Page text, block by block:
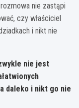
nie zastąpi
czy właściciel
i nikt nie
nie jest
daleko i nikt go nie